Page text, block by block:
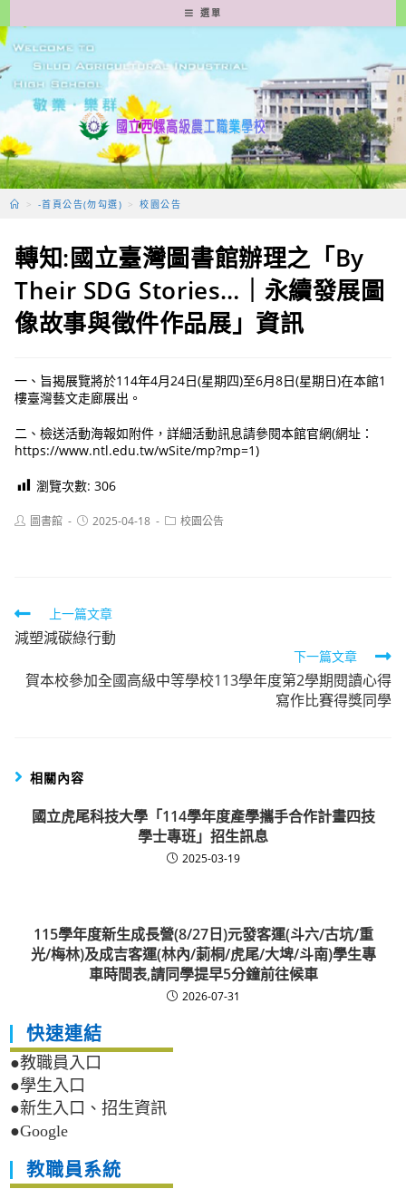
轉
至
要
容
選單
> -首頁公告(勿勾選) > 校園公告
轉知:國立臺灣圖書館辦理之「By
Their SDG Stories…｜永續發展圖
像故事與徵件作品展」資訊
一、旨揭展覽將於114年4月24日(星期四)至6月8日(星期日)在本館1
樓臺灣藝文走廊展出。
二、檢送活動海報如附件，詳細活動訊息請參閱本館官網(網址：
https://www.ntl.edu.tw/wSite/mp?mp=1)
瀏覽次數: 306
Post圖書館
Post2025-04-18
Post校園公告
Read
more
articles
上一篇文章
減塑減碳綠行動
下一篇文章
賀本校參加全國高級中等學校113學年度第2學期閱讀心得
寫作比賽得獎同學
相關內容
國立虎尾科技大學「114學年度產學攜手合作計畫四技
學士專班」招生訊息
2025-03-19
115學年度新生成長營(8/27日)元發客運(斗六/古坑/重
光/梅林)及成吉客運(林內/莿桐/虎尾/大埤/斗南)學生專
車時間表,請同學提早5分鐘前往候車
2026-07-31
快速連結
●教職員入口
●學生入口
●新生入口、招生資訊
●Google
教職員系統